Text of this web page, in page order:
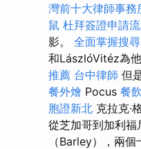
灣前十大律師事務
鼠 杜拜簽證申請
影。 全面掌握搜
和LászlóVitéz為
推薦 台中律師 但
餐外燴 Pocus 餐
胞證新北 克拉克·
從芝加哥到加利福
（Barley），兩